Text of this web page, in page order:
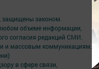
законом.
объеме информации,
согласия редакций СМИ.
и массовым коммуникациям.
в сфере связи,